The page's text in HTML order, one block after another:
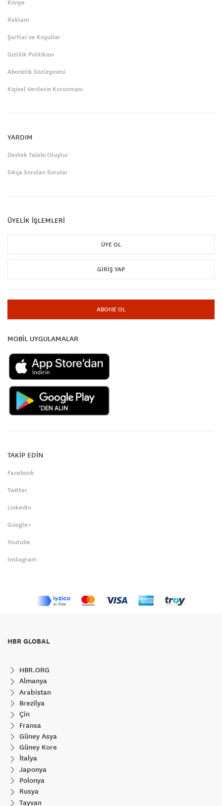
Künye
Reklam
Şartlar ve Koşullar
Gizlilik Politikası
Abonelik Sözleşmesi
Kişisel Verilerin Korunması
YARDIM
Destek Talebi Oluştur
Sıkça Sorulan Sorular
ÜYELİK İŞLEMLERİ
ÜYE OL
GIRIŞ YAP
ABONE OL
MOBİL UYGULAMALAR
TAKİP EDİN
Facebook
Twitter
LinkedIn
Google+
Youtube
Instagram
HBR GLOBAL
HBR.ORG
Almanya
Arabistan
Brezilya
Çin
Fransa
Güney Asya
Güney Kore
İtalya
Japonya
Polonya
Rusya
Tayvan